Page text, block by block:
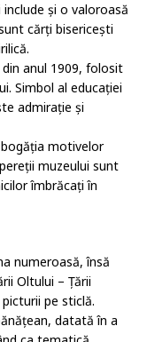
și o valoroasă
cărți bisericești
anul 1909, folosit
Simbol al educației
admirație și
motivelor
muzeului sunt
îmbrăcați în
numeroasă, însă
Oltului – Țării
pe sticlă.
datată în a